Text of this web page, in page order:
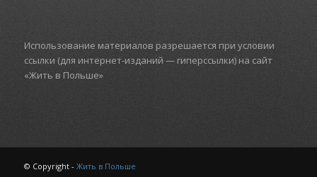
Использование материалов разрешается при условии
ссылки (для интернет-изданий — гиперссылки) на сайт
«Жить в Польше»
© Copyright - Жить в Польше